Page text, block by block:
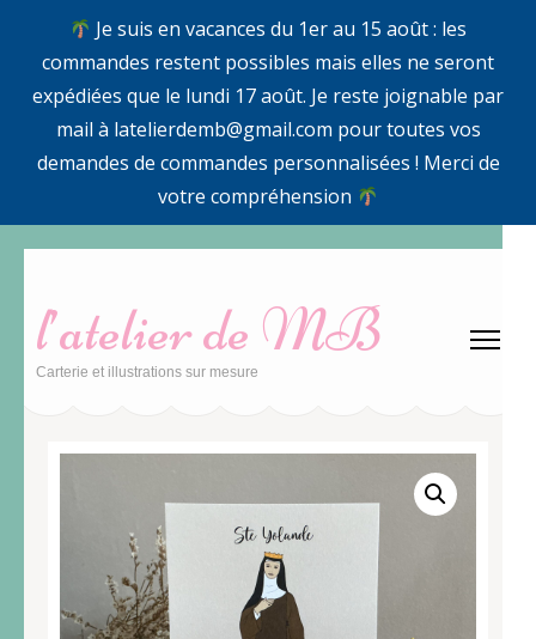
Je suis en vacances du 1er au 15 août : les
commandes restent possibles mais elles ne seront
expédiées que le lundi 17 août. Je reste joignable par
mail à latelierdemb@gmail.com pour toutes vos
demandes de commandes personnalisées ! Merci de
votre compréhension
contenu
(Pressez
l’atelier de MB
Carterie et illustrations sur mesure